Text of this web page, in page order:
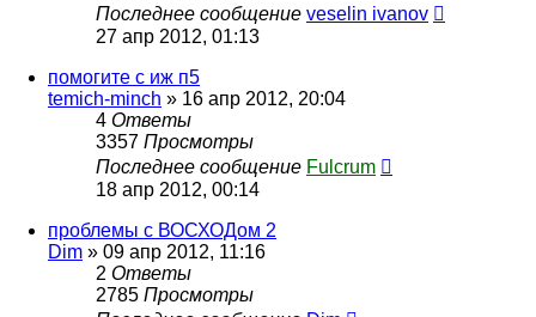
Последнее сообщение veselin ivanov
27 апр 2012, 01:13
помогите с иж п5
temich-minch » 16 апр 2012, 20:04
4 Ответы
3357 Просмотры
Последнее сообщение Fulcrum
18 апр 2012, 00:14
проблемы с ВОСХОДом 2
Dim » 09 апр 2012, 11:16
2 Ответы
2785 Просмотры